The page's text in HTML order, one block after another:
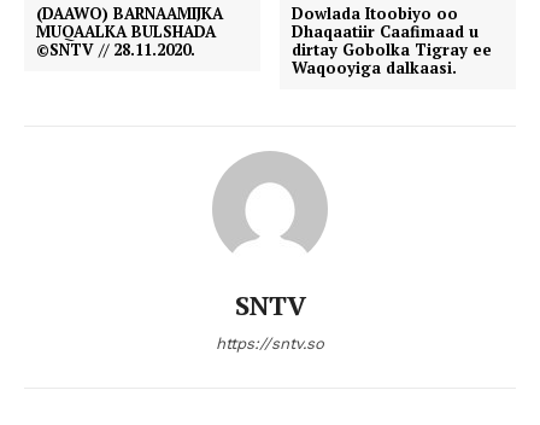
(DAAWO) BARNAAMIJKA
MUQAALKA BULSHADA
©SNTV // 28.11.2020.
Dowlada Itoobiyo oo
Dhaqaatiir Caafimaad u
dirtay Gobolka Tigray ee
Waqooyiga dalkaasi.
SNTV
https://sntv.so